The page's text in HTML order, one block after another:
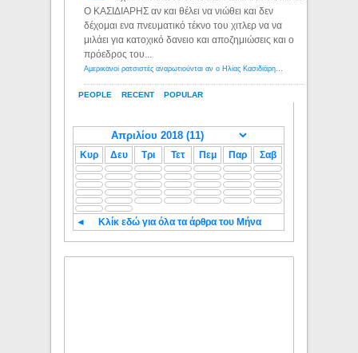
PEOPLE RECENT POPULAR
Ο ΚΑΣΙΔΙΑΡΗΣ αν και θέλει να νιώθει και δεν
δέχομαι ενα πνευματικό τέκνο του χιτλερ να να
μιλάει για κατοχικό δανειο και αποζημιώσεις και ο
πρόεδρος του...
Αμερικανοί ρατσιστές αναρωτιούνται αν ο Ηλίας Κασιδιάρης ανήκει στη λευκή φυλή... - Λόγιος Ερμής
Κυρ Δευ Τρι Τετ Πεμ Παρ Σαβ
◄ Κλίκ εδώ για όλα τα άρθρα του Μήνα